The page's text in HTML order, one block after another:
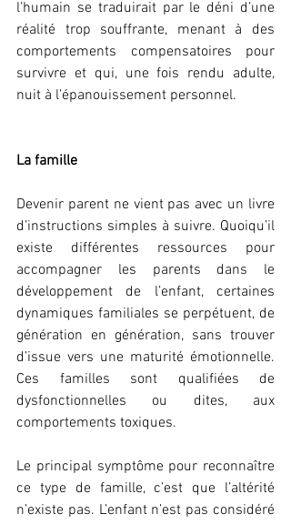
l’humain se traduirait par le déni d’une
réalité trop souffrante, menant à des
comportements compensatoires pour
survivre et qui, une fois rendu adulte,
nuit à l’épanouissement personnel.
La famille
Devenir parent ne vient pas avec un livre
d’instructions simples à suivre. Quoiqu’il
existe différentes ressources pour
accompagner les parents dans le
développement de l’enfant, certaines
dynamiques familiales se perpétuent, de
génération en génération, sans trouver
d’issue vers une maturité émotionnelle.
Ces familles sont qualifiées de
dysfonctionnelles ou dites, aux
comportements toxiques.
Le principal symptôme pour reconnaître
ce type de famille, c’est que l’altérité
n’existe pas. L’enfant n’est pas considéré